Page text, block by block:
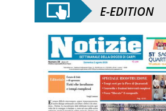
E-EDITION